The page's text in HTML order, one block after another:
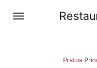
Pratos